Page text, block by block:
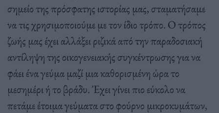
σημείο της πρόσφατης ιστορίας μας, σταματήσαμε
να τις χρησιμοποιούμε με τον ίδιο τρόπο. Ο τρόπος
ζωής μας έχει αλλάξει ριζικά από την παραδοσιακή
αντίληψη της οικογενειακής συγκέντρωσης για να
φάει ένα γεύμα μαζί μια καθορισμένη ώρα το
μεσημέρι ή το βράδυ. Έχει γίνει πιο εύκολο να
πετάμε έτοιμα γεύματα στο φούρνο μικροκυμάτων,